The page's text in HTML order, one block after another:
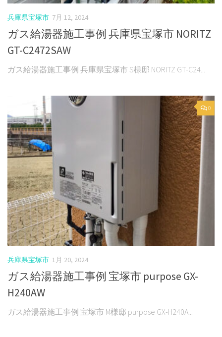
兵庫県宝塚市 7月 12, 2024
ガス給湯器施工事例 兵庫県宝塚市 NORITZ
GT-C2472SAW
ガス給湯器施工事例 兵庫県宝塚市 S様邸 NORITZ GT-C24...
0
兵庫県宝塚市 1月 20, 2024
ガス給湯器施工事例 宝塚市 purpose GX-
H240AW
ガス給湯器施工事例 宝塚市 M様邸 purpose GX-H240A...